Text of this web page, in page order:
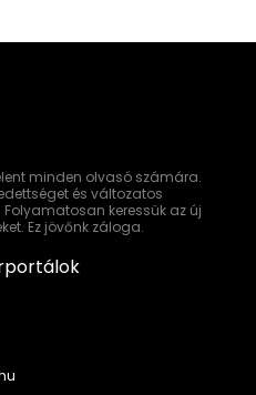
minden olvasó számára.
és változatos
keressük az új
Ez jövőnk záloga.